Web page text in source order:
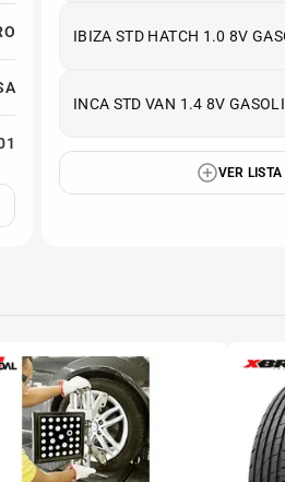
IBIZA STD HATCH 1.0 8V
INCA STD VAN 1.4 8V
VER